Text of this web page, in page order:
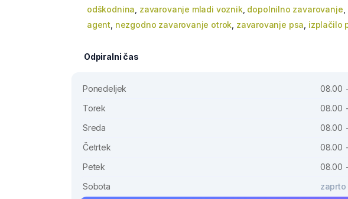
odškodnina, zavarovanje mladi voznik, dopolnilno zavarovanje,
agent, nezgodno zavarovanje otrok, zavarovanje psa, izplačilo
Odpiralni čas
Ponedeljek
08.00
Torek
08.00
Sreda
08.00
Četrtek
08.00
Petek
08.00
Sobota
zaprto